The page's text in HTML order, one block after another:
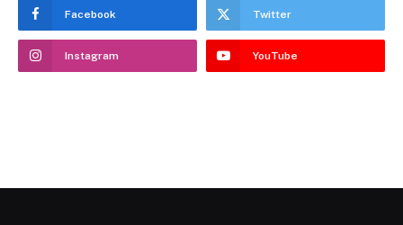
Facebook Twitter
Instagram YouTube